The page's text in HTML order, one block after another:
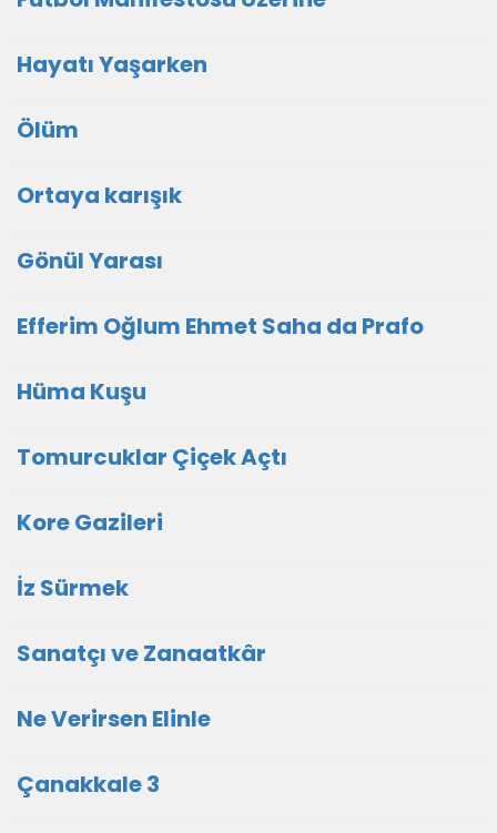
Hayatı Yaşarken
Ölüm
Ortaya karışık
Gönül Yarası
Efferim Oğlum Ehmet Saha da Prafo
Hüma Kuşu
Tomurcuklar Çiçek Açtı
Kore Gazileri
İz Sürmek
Sanatçı ve Zanaatkâr
Ne Verirsen Elinle
Çanakkale 3